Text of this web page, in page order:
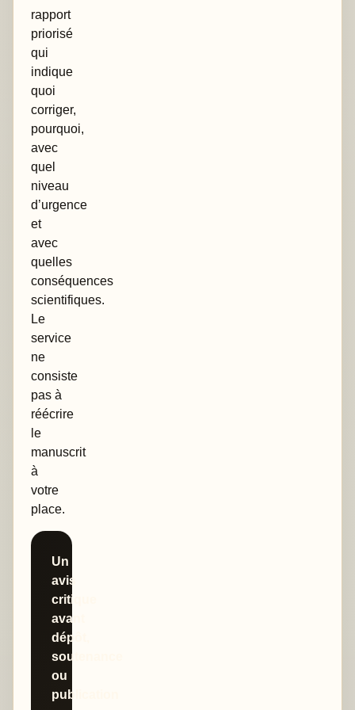
rapport
priorisé
qui
indique
quoi
corriger,
pourquoi,
avec
quel
niveau
d’urgence
et
avec
quelles
conséquences
scientifiques.
Le
service
ne
consiste
pas à
réécrire
le
manuscrit
à
votre
place.
Un
avis
critique
avant
dépôt,
soutenance
ou
publication